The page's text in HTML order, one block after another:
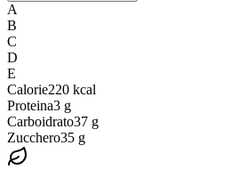
A
B
C
D
E
Calorie220 kcal
Proteina3 g
Carboidrato37 g
Zucchero35 g